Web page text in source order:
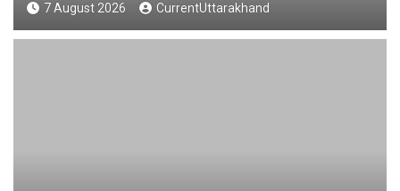
7 August 2026 CurrentUttarakhand